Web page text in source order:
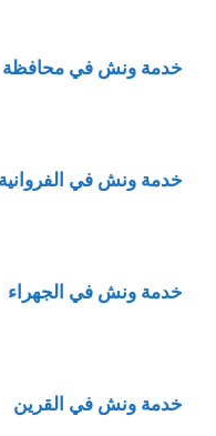
خدمة ونش في
خدمة ونش في الفروانية
خدمة ونش في الجهراء
خدمة ونش في القرين